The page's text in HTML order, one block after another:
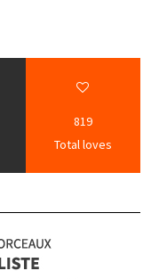
819
Total loves